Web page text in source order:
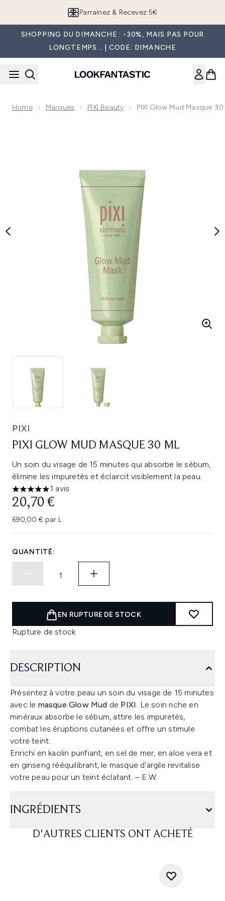
Parrainez & Recevez 5€
SHOPPING DU DIMANCHE : -30%, MAIS PAS POUR
LONGTEMPS... | CODE: DIMANCHE
Home Marques PIXI Beauty PIXI Glow Mud Masque 30
PIXI
PIXI GLOW MUD MASQUE 30 ML
Un soin du visage de 15 minutes qui absorbe le sébum,
élimine les impuretés et éclaircit visiblement la peau.
5 étoiles sur un maximum de 5
1 avis
20,70 €
690,00 € par L
QUANTITÉ:
EN RUPTURE DE STOCK
Rupture de stock
DESCRIPTION
Présentez à votre peau un soin du visage de 15 minutes
avec le masque Glow Mud de PIXI. Le soin riche en
minéraux absorbe le sébum, attire les impuretés,
combat les éruptions cutanées et offre un stimule
votre teint.
Enrichi en kaolin purifiant, en sel de mer, en aloe vera et
en ginseng rééquilibrant, le masque d'argile revitalise
votre peau pour un teint éclatant. – E.W.
INGRÉDIENTS
D'AUTRES CLIENTS ONT ACHETÉ